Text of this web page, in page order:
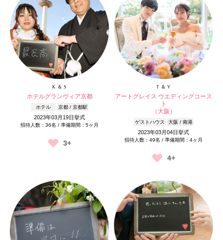
K ＆ S
ホテルグランヴィア京都
ホテル 京都 / 京都駅
2023年03月19日挙式
招待人数：36名 / 準備期間：5ヶ月
3+
T ＆ Y
アートグレイス ウエディングコース
ト
（大阪）
ゲストハウス 大阪 / 南港
2023年03月04日挙式
招待人数：49名 / 準備期間：4ヶ月
4+